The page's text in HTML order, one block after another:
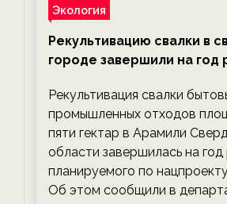
Экология
Рекультивацию свалки в
городе завершили на год
экологии на ECOportal
Рекультивация свалки
промышленных отходов
пяти гектар в Арамили
области завершилась на год
планируемого по
Об этом сообщили в